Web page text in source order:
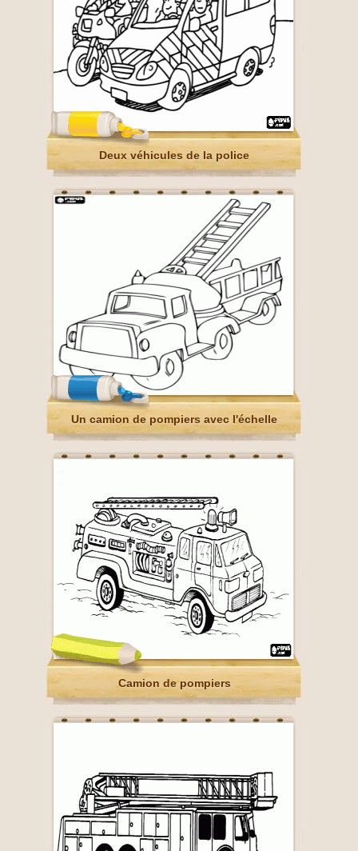
Deux véhicules de la police
Un camion de pompiers avec l'échelle
Camion de pompiers